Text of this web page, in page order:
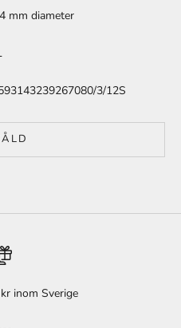
mm diameter
3/12S
inom Sverige